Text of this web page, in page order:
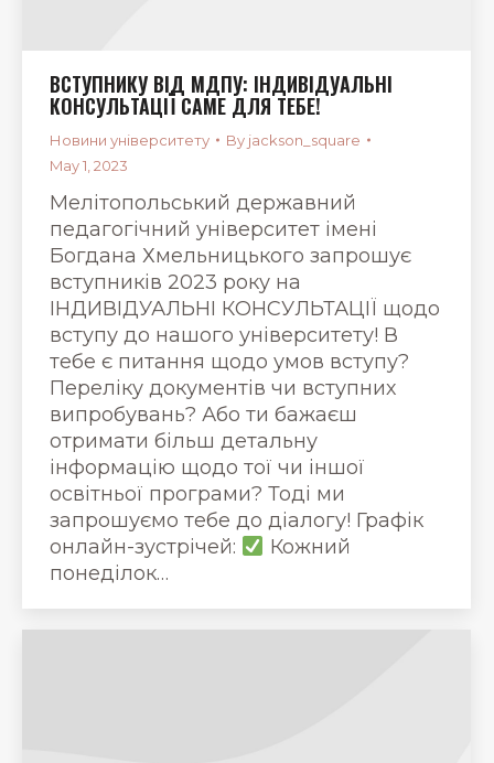
ВСТУПНИКУ ВІД МДПУ: ІНДИВІДУАЛЬНІ
КОНСУЛЬТАЦІЇ САМЕ ДЛЯ ТЕБЕ!
Новини університету By jackson_square
May 1, 2023
Мелітопольський державний
педагогічний університет імені
Богдана Хмельницького запрошує
вступників 2023 року на
ІНДИВІДУАЛЬНІ КОНСУЛЬТАЦІЇ щодо
вступу до нашого університету! В
тебе є питання щодо умов вступу?
Переліку документів чи вступних
випробувань? Або ти бажаєш
отримати більш детальну
інформацію щодо тої чи іншої
освітньої програми? Тоді ми
запрошуємо тебе до діалогу! Графік
онлайн-зустрічей:
Кожний
понеділок…